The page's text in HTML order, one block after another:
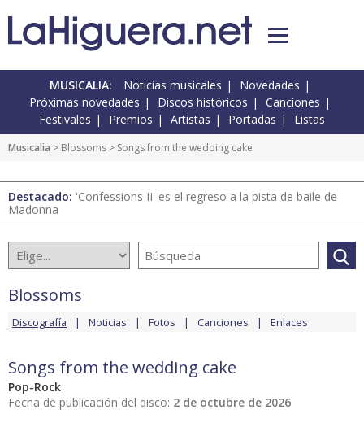
MUSICALIA: Noticias musicales
Novedades
Próximas novedades
Discos históricos
Canciones
Festivales
Premios Artistas Portadas Listas
Musicalia > Blossoms > Songs from the wedding cake
Destacado: 'Confessions II' es el regreso a la pista de baile de
Madonna
Blossoms
Discografía Noticias Fotos Canciones Enlaces
Songs from the wedding cake
Pop-Rock
Fecha de publicación del disco: 2 de octubre de 2026